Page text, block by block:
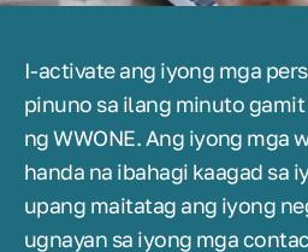
I-activate ang iyong mga
pinuno sa ilang minuto
ng WWONE. Ang iyong mga
handa na ibahagi kaagad sa
upang maitatag ang iyong
ugnayan sa iyong mga